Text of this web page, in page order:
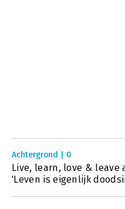
Achtergrond | 0
Live, learn, love & leave
'Leven is eigenlijk